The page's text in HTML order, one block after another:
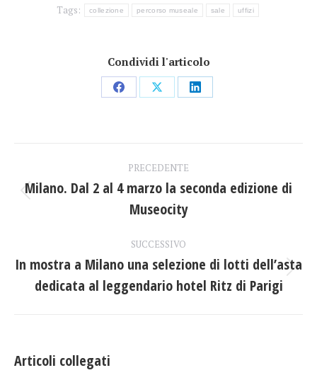
Tags:
collezione percorso museale sale uffizi
Condividi l'articolo
CondividiCondividiCondividi
tra
post
PRECEDENTE
Post
precedente:
Milano. Dal 2 al 4 marzo la seconda edizione di
Museocity
SUCCESSIVO
Prossimo
post:
In mostra a Milano una selezione di lotti dell’asta
dedicata al leggendario hotel Ritz di Parigi
Articoli collegati